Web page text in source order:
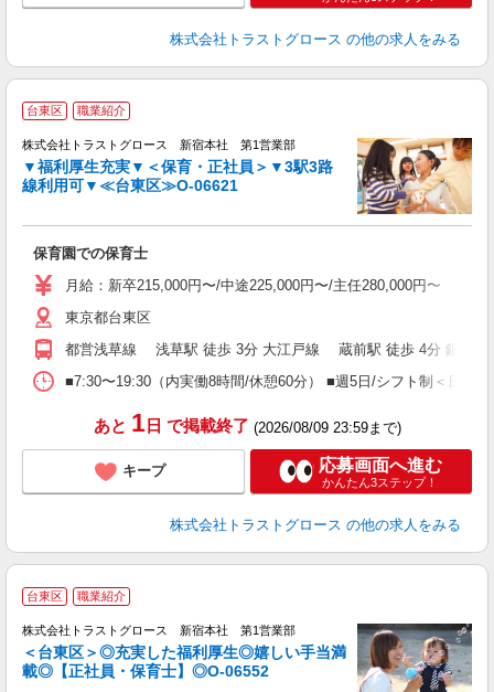
株式会社トラストグロース の他の求人をみる
台東区 職業紹介
株式会社トラストグロース 新宿本社 第1営業部
▼福利厚生充実▼＜保育・正社員＞▼3駅3路
線利用可▼≪台東区≫O-06621
保育園での保育士
月給：新卒215,000円〜/中途225,000円〜/主任280,000円〜
東京都台東区
都営浅草線 浅草駅 徒歩 3分 大江戸線 蔵前駅 徒歩 4分 銀座
■7:30〜19:30（内実働8時間/休憩60分） ■週5日/シフト制＜日祝休
あと 1日 で掲載終了 (2026/08/09 23:59まで)
キープ 応募画面へ進む
かんたん3ステップ！
株式会社トラストグロース の他の求人をみる
台東区 職業紹介
株式会社トラストグロース 新宿本社 第1営業部
＜台東区＞◎充実した福利厚生◎嬉しい手当満
載◎【正社員・保育士】◎O-06552